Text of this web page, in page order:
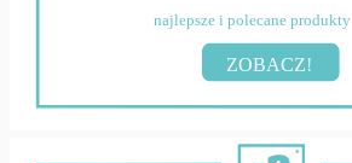
najlepsze i polecane produkty
ZOBACZ!